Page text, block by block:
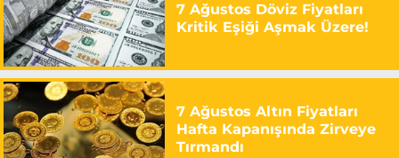
7 Ağustos Döviz Fiyatları
Kritik Eşiği Aşmak Üzere!
7 Ağustos Altın Fiyatları
Hafta Kapanışında Zirveye
Tırmandı